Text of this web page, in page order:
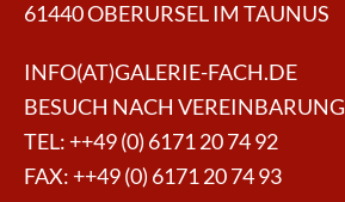
61440 OBERURSEL IM TAUNUS
INFO(AT)GALERIE-FACH.DE
BESUCH NACH VEREINBARUNG
TEL: ++49 (0) 6171 20 74 92
FAX: ++49 (0) 6171 20 74 93